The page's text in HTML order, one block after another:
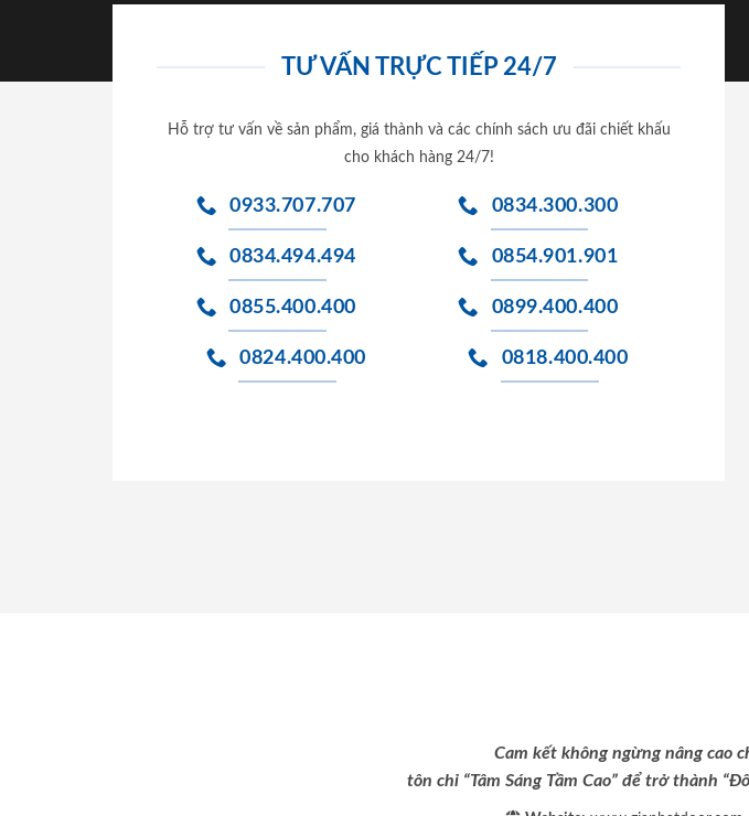
TƯ VẤN TRỰC TIẾP 24/7
Hỗ trợ tư vấn về sản phẩm, giá thành và các chính sách ưu đãi chiết khấu
cho khách hàng 24/7!
0933.707.707
0834.494.494
0855.400.400
0824.400.400
0834.300.300
0854.901.901
0899.400.400
0818.400.400
Cam kết không ngừng nâng cao
tôn chỉ “Tâm Sáng Tầm Cao” để trở thành